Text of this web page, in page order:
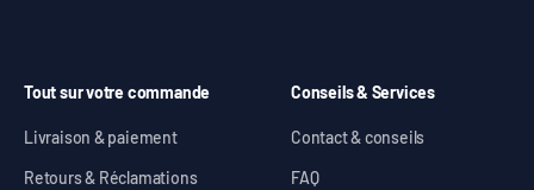
Tout sur votre commande
Livraison & paiement
Retours & Réclamations
Conseils & Services
Contact & conseils
FAQ